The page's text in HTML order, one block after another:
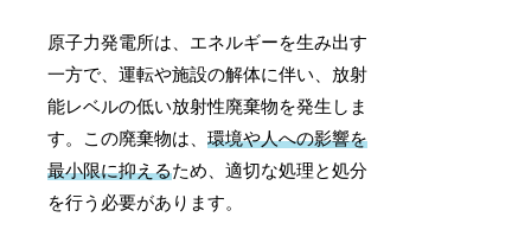
原子力発電所は、エネルギーを生み出す
一方で、運転や施設の解体に伴い、放射
能レベルの低い放射性廃棄物を発生しま
す。この廃棄物は、環境や人への影響を
最小限に抑えるため、適切な処理と処分
を行う必要があります。